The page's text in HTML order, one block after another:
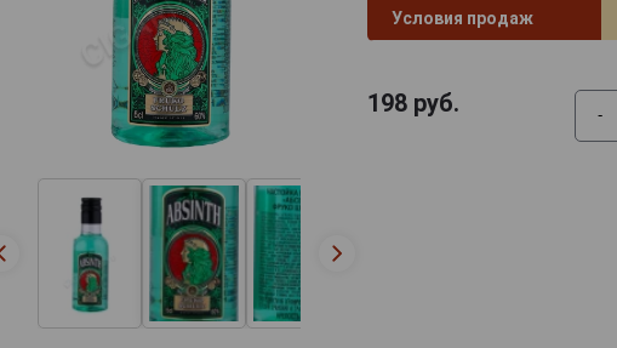
Условия продаж
198руб. -